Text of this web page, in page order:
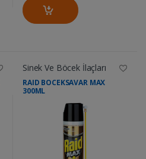
Sinek Ve Böcek İlaçları
RAID BOCEKSAVAR MAX
300ML